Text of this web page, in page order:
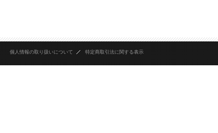
個人情報の取り扱いについて 特定商取引法に関する表示